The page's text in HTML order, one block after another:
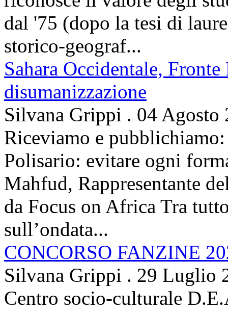
dal '75 (dopo la tesi di
storico-geograf...
Sahara Occidentale,
disumanizzazione
Silvana Grippi . 04 Agosto
Riceviamo e
Polisario: evitare ogni
Mahfud, Rappresentante
da Focus on Africa Tra
sull’ondata...
CONCORSO FANZINE
Silvana Grippi . 29 Luglio
Centro socio-culturale